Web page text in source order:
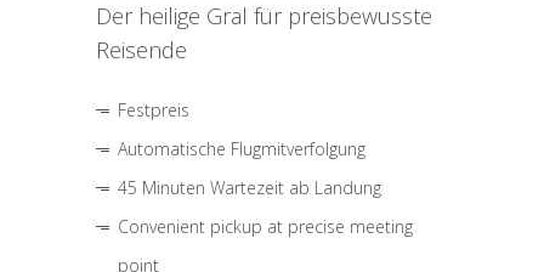
Der heilige Gral für preisbewusste
Reisende
Festpreis
Automatische Flugmitverfolgung
45 Minuten Wartezeit ab Landung
Convenient pickup at precise meeting
point